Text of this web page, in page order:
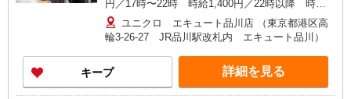
ヤ ゲートタワーモール店／イオンモール各務原イ
ンター店／イオン大高SC店 なんばCITY店／天王
寺MIO店／阪神梅田本店／京都ポルタ店／阪急西
店／ミナモア広島店／博多阪急店／天神ソラリア
プラザ店 ▽他、詳しくは備考をご参照ください。
円／17時〜22時 時給1,400円／22時以降 時給
1,661円】
ユニクロ エキュート品川店 （東京都港区高
輪3-26-27 JR品川駅改札内 エキュート品川）
キープ 詳細を見る